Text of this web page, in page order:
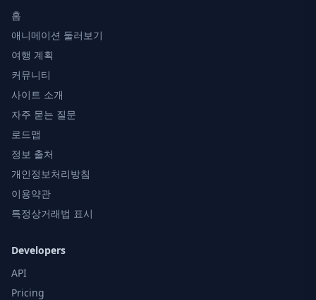
홈
애니메이션 둘러보기
여행 계획
커뮤니티
사이트 소개
자주 묻는 질문
로드맵
정보 출처
개인정보처리방침
이용약관
특정상거래법 표시
Developers
API
Pricing